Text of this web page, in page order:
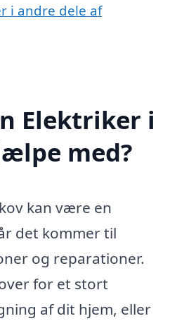
i andre dele af
Elektriker i
med?
kan være en
det kommer til
og reparationer.
for et stort
af dit hjem, eller